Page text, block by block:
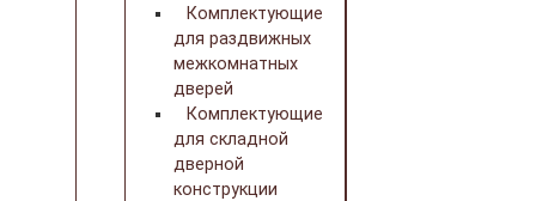
Комплектующие
для раздвижных
межкомнатных
дверей
Комплектующие
для складной
дверной
конструкции